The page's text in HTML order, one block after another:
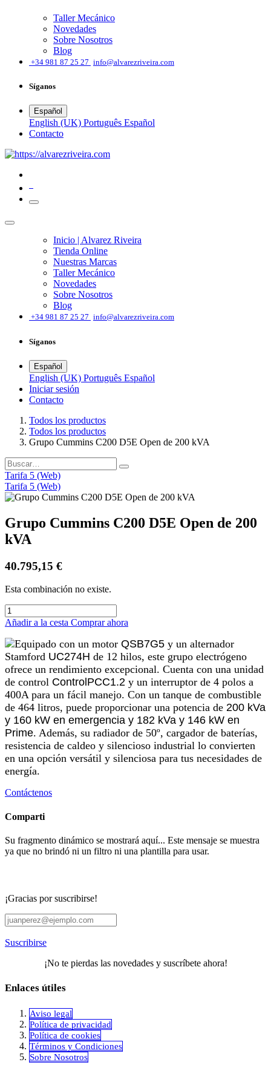
Taller Mecánico
Novedades
Sobre Nosotros
Blog
+34 981 87 25 27 info@alvarezriveira.com
Síganos
Español
English (UK) Português Español
​Contacto
Inicio | Alvarez Riveira
Tienda Online
Nuestras Marcas
Taller Mecánico
Novedades
Sobre Nosotros
Blog
+34 981 87 25 27 info@alvarezriveira.com
Síganos
Español
English (UK) Português Español
Iniciar sesión
​Contacto
Todos los productos
Todos los productos
Grupo Cummins C200 D5E Open de 200 kVA
Tarifa 5 (Web)
Tarifa 5 (Web)
Grupo Cummins C200 D5E Open de 200
kVA
40.795,15 €
Esta combinación no existe.
Añadir a la cesta Comprar ahora
Equipado con un motor QSB7G5 y un alternador
Stamford UC274H de 12 hilos, este grupo electrógeno
ofrece un rendimiento excepcional. Cuenta con una unidad
de control ControlPCC1.2 y un interruptor de 4 polos a
400A para un fácil manejo. Con un tanque de combustible
de 464 litros, puede proporcionar una potencia de 200 kVa
y 160 kW en emergencia y 182 kVa y 146 kW en
Prime. Además, su radiador de 50º, cargador de baterías,
resistencia de caldeo y silencioso industrial lo convierten
en una opción versátil y silenciosa para tus necesidades de
energía.
Contáctenos
Comparti
Su fragmento dinámico se mostrará aquí... Este mensaje se muestra
ya que no brindó ni un filtro ni una plantilla para usar.
¡Gracias por suscribirse!
Suscribirse
¡No te pierdas las novedades y suscríbete ahora!
Enlaces útiles
Aviso legal
Política de privacidad
​Política de cookies
Términos y Condiciones
Sobre Nosotros